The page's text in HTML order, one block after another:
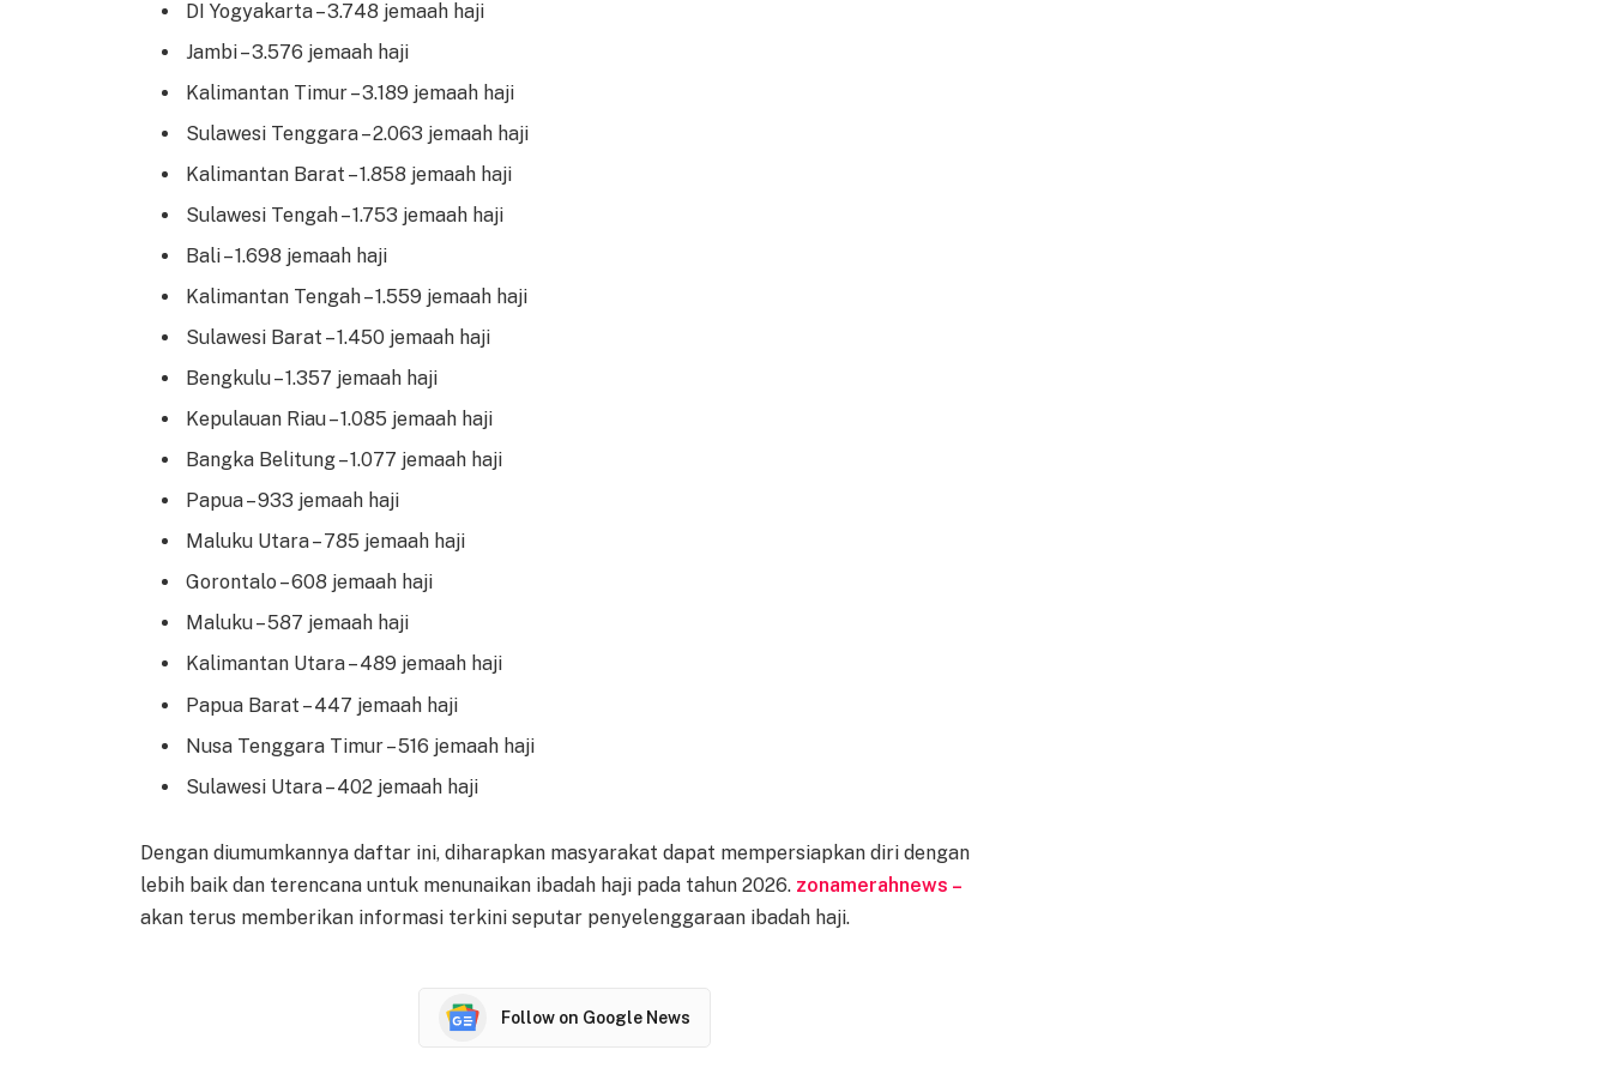
DI Yogyakarta – 3.748 jemaah haji
Jambi – 3.576 jemaah haji
Kalimantan Timur – 3.189 jemaah haji
Sulawesi Tenggara – 2.063 jemaah haji
Kalimantan Barat – 1.858 jemaah haji
Sulawesi Tengah – 1.753 jemaah haji
Bali – 1.698 jemaah haji
Kalimantan Tengah – 1.559 jemaah haji
Sulawesi Barat – 1.450 jemaah haji
Bengkulu – 1.357 jemaah haji
Kepulauan Riau – 1.085 jemaah haji
Bangka Belitung – 1.077 jemaah haji
Papua – 933 jemaah haji
Maluku Utara – 785 jemaah haji
Gorontalo – 608 jemaah haji
Maluku – 587 jemaah haji
Kalimantan Utara – 489 jemaah haji
Papua Barat – 447 jemaah haji
Nusa Tenggara Timur – 516 jemaah haji
Sulawesi Utara – 402 jemaah haji
Dengan diumumkannya daftar ini, diharapkan masyarakat dapat mempersiapkan diri dengan
lebih baik dan terencana untuk menunaikan ibadah haji pada tahun 2026. zonamerahnews –
akan terus memberikan informasi terkini seputar penyelenggaraan ibadah haji.
Follow on Google News